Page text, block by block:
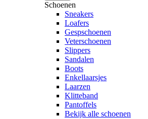
Schoenen
Sneakers
Loafers
Gespschoenen
Veterschoenen
Slippers
Sandalen
Boots
Enkellaarsjes
Laarzen
Klitteband
Pantoffels
Bekijk alle schoenen